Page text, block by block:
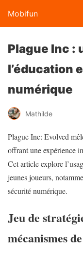
Mobifun
Plague Inc :
l’éducation
numérique
Mathilde
Plague Inc: Evolved
offrant une expérience
Cet article explore
jeunes joueurs,
sécurité numérique.
Jeu de
mécanismes